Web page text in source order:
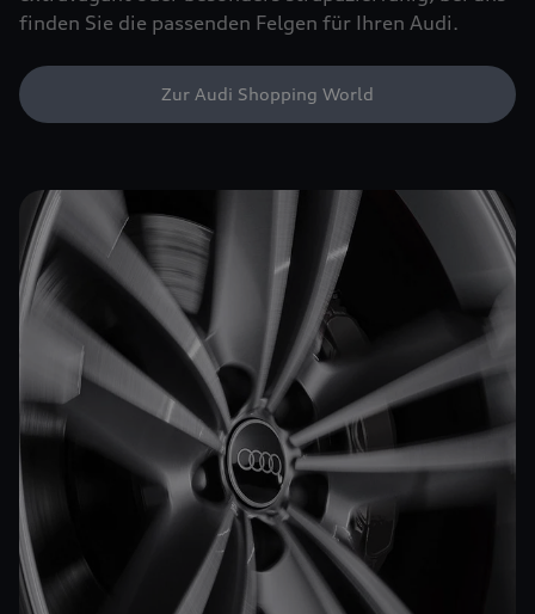
finden Sie die passenden Felgen für Ihren Audi.
Zur Audi Shopping World